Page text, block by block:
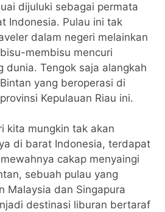
dijuluki sebagai permata
Indonesia. Pulau ini tak
dalam negeri melainkan
membisu mencuri
dunia. Tengok saja alangkah
yang beroperasi di
Kepulauan Riau ini.
kita mungkin tak akan
di barat Indonesia, terdapat
cakap menyaingi
sebuah pulau yang
Malaysia dan Singapura
destinasi liburan bertaraf